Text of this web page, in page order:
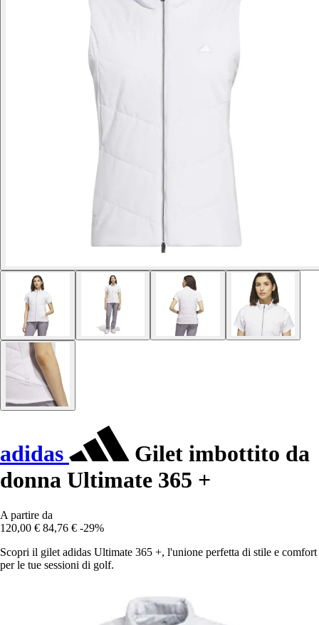
adidas
Gilet imbottito da
donna Ultimate 365 +
A partire da
120,00 € 84,76 € -29%
Scopri il gilet adidas Ultimate 365 +, l'unione perfetta di stile e comfort
per le tue sessioni di golf.